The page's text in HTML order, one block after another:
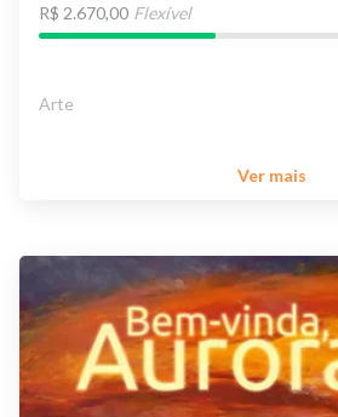
R$ 2.670,00 Flexível
Arte
Ver mais